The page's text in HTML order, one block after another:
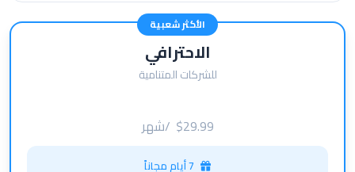
الأكثر شعبية
الاحترافي
للشركات المتنامية
$29.99 /شهر